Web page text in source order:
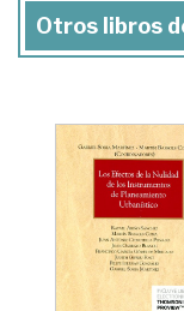
Otros libros